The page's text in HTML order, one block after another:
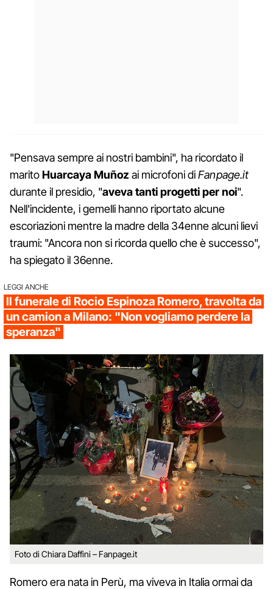
"Pensava sempre ai nostri bambini", ha ricordato il
maritoHuarcaya Muñoz ai microfoni diFanpage.it
durante il presidio, "aveva tanti progetti per noi".
Nell'incidente, i gemelli hanno riportato alcune
escoriazioni mentre la madre della 34enne alcuni lievi
traumi: "Ancora non si ricorda quello che è successo",
ha spiegato il 36enne.
LEGGI ANCHE
Il funerale di Rocio Espinoza Romero, travolta da
un camion a Milano: "Non vogliamo perdere la
speranza"
Foto di Chiara Daffini – Fanpage.it
Romero era nata in Perù, ma viveva in Italia ormai da